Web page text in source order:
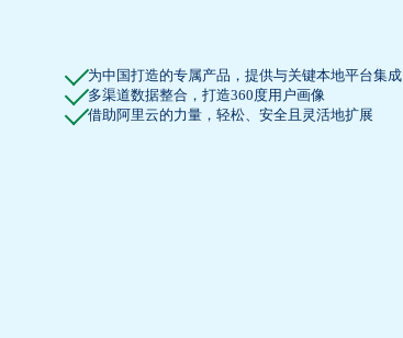
为中国打造的专属产品，提供与关键本地平台集成
多渠道数据整合，打造360度用户画像
借助阿里云的力量，轻松、安全且灵活地扩展